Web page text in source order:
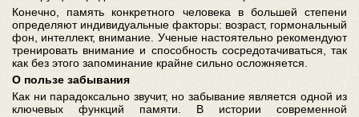
Конечно, память конкретного человека в большей степени
определяют индивидуальные факторы: возраст, гормональный
фон, интеллект, внимание. Ученые настоятельно рекомендуют
тренировать внимание и способность сосредотачиваться, так
как без этого запоминание крайне сильно осложняется.
О пользе забывания
Как ни парадоксально звучит, но забывание является одной из
ключевых функций памяти. В истории современной